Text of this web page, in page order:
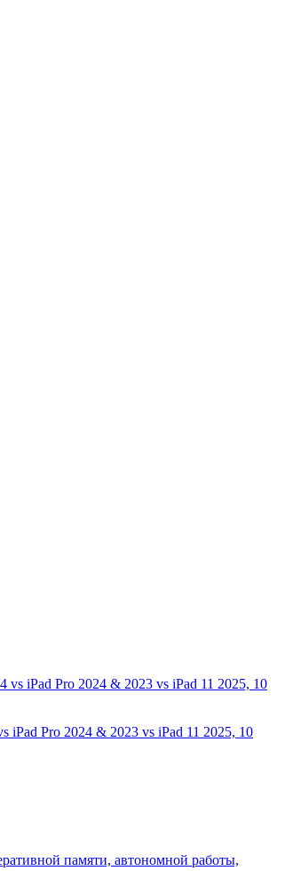
iPad Pro 2024 & 2023 vs iPad 11 2025, 10